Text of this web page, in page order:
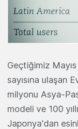
Geçtiğimiz Mayıs
sayısına ulaşan
milyonu Asya-
modeli ve 100
Japonya'dan